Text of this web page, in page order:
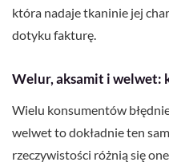
która nadaje tkaninie jej
dotyku fakturę.
Welur, aksamit i welwet:
Wielu konsumentów
welwet to dokładnie ten
rzeczywistości różnią się